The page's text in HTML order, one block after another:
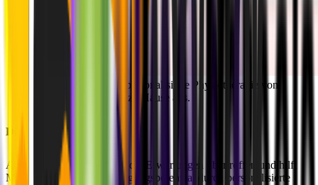
Akinas Website für personalisierte Physiotherapie von
zu Hause aus.
Die Ergebnisse
Akinas digitale Lösung hat die Erwartungen übertroffen und hilft
Menschen, ihr volles Bewegungspotenzial durch personalisierte